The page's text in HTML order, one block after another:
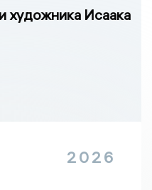
художника Исаака
2026